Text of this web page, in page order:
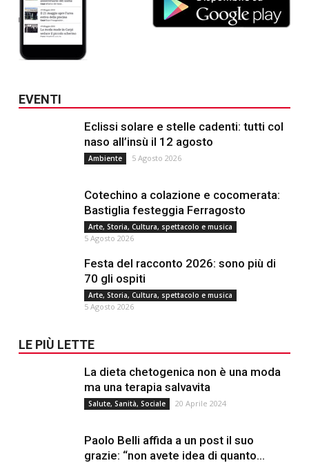
EVENTI
Eclissi solare e stelle cadenti: tutti col
naso all’insù il 12 agosto
Ambiente 5 Agosto 2026
Cotechino a colazione e cocomerata:
Bastiglia festeggia Ferragosto
Arte, Storia, Cultura, spettacolo e musica
5 Agosto 2026
Festa del racconto 2026: sono più di
70 gli ospiti
Arte, Storia, Cultura, spettacolo e musica
5 Agosto 2026
LE PIÙ LETTE
La dieta chetogenica non è una moda
ma una terapia salvavita
Salute, Sanità, Sociale 20 Aprile 2024
Paolo Belli affida a un post il suo
grazie: “non avete idea di quanto...